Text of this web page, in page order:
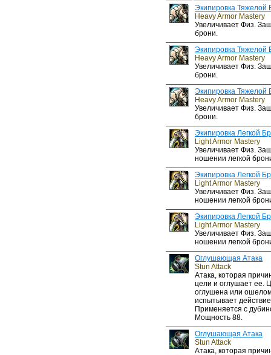
Экипировка Тяжелой
Heavy Armor Mastery
Увеличивает Физ.
брони.
Экипировка Тяжелой
Heavy Armor Mastery
Увеличивает Физ.
брони.
Экипировка Тяжелой
Heavy Armor Mastery
Увеличивает Физ.
брони.
Экипировка Легкой
Light Armor Mastery
Увеличивает Физ.
ношении легкой
Экипировка Легкой
Light Armor Mastery
Увеличивает Физ.
ношении легкой
Экипировка Легкой
Light Armor Mastery
Увеличивает Физ.
ношении легкой
Оглушающая Атака
Stun Attack
Атака, которая
цели и оглушает ее.
оглушена или
испытывает
Применяется с
Мощность 88.
Оглушающая Атака
Stun Attack
Атака, которая